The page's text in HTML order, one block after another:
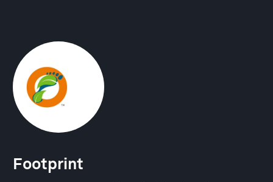
Footprint